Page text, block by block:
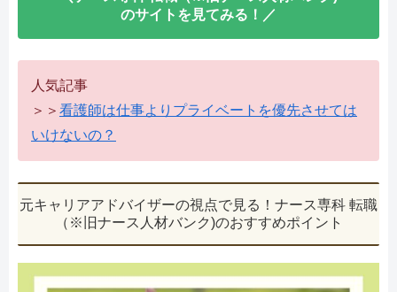
のサイトを見てみる！／
人気記事
＞＞ 看護師は仕事よりプライベートを優先させては
いけないの？
元キャリアアドバイザーの視点で見る！ナース専科 転職
（※旧ナース人材バンク)のおすすめポイント